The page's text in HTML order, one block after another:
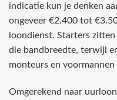
indicatie kun je denken
ongeveer €2.400 tot
loondienst. Starters
die bandbreedte, terwijl
monteurs en
Omgerekend naar